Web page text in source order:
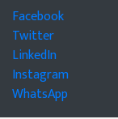
Facebook
Twitter
LinkedIn
Instagram
WhatsApp